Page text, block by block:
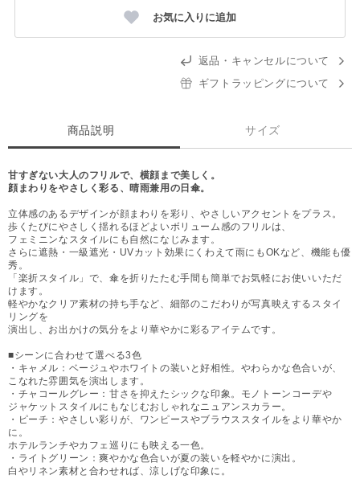
お気に入りに追加
返品・キャンセルについて
ギフトラッピングについて
商品説明 サイズ
甘すぎない大人のフリルで、横顔まで美しく。
顔まわりをやさしく彩る、晴雨兼用の日傘。
立体感のあるデザインが顔まわりを彩り、やさしいアクセントをプラス。
歩くたびにやさしく揺れるほどよいボリューム感のフリルは、
フェミニンなスタイルにも自然になじみます。
さらに遮熱・一級遮光・UVカット効果にくわえて雨にもOKなど、機能も優
秀。
「楽折スタイル」で、傘を折りたたむ手間も簡単でお気軽にお使いいただ
けます。
軽やかなクリア素材の持ち手など、細部のこだわりが写真映えするスタイ
リングを
演出し、お出かけの気分をより華やかに彩るアイテムです。
■シーンに合わせて選べる3色
・キャメル：ベージュやホワイトの装いと好相性。やわらかな色合いが、
こなれた雰囲気を演出します。
・チャコールグレー：甘さを抑えたシックな印象。モノトーンコーデや
ジャケットスタイルにもなじむおしゃれなニュアンスカラー。
・ピーチ：やさしい彩りが、ワンピースやブラウススタイルをより華やか
に。
ホテルランチやカフェ巡りにも映える一色。
・ライトグリーン：爽やかな色合いが夏の装いを軽やかに演出。
白やリネン素材と合わせれば、涼しげな印象に。